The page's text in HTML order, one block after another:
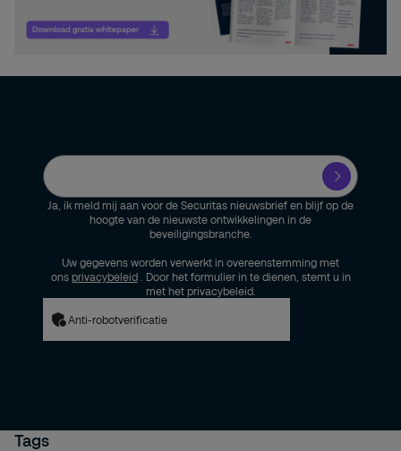
Ja, ik meld mij aan voor de Securitas nieuwsbrief en blijf op de
hoogte van de nieuwste ontwikkelingen in de
beveiligingsbranche.
Uw gegevens worden verwerkt in overeenstemming met
ons privacybeleid
. Door het formulier in te dienen, stemt u in
met het privacybeleid.
Anti-robotverificatie
Tags